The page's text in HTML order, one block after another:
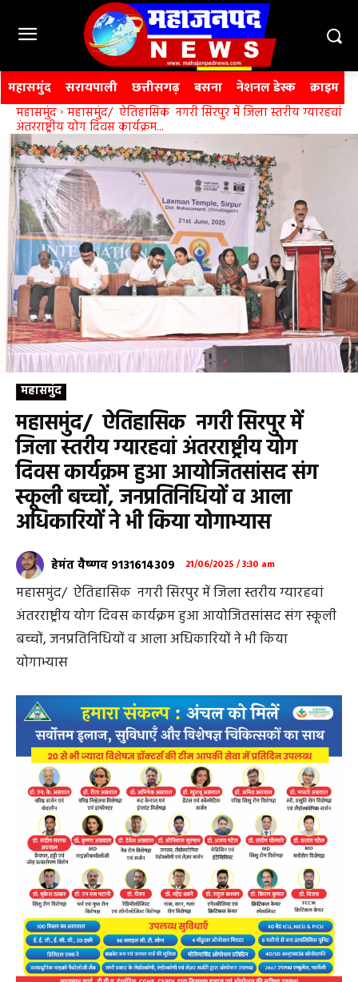
महासमुंद सरायपाली छत्तीसगढ़ बसना नेशनल डेस्क क्राइम
महासमुंद महासमुंद/ ऐतिहासिक नगरी सिरपुर में जिला स्तरीय ग्यारहवां
अंतरराष्ट्रीय योग दिवस कार्यक्रम...
महासमुंद
महासमुंद/ ऐतिहासिक नगरी सिरपुर में
जिला स्तरीय ग्यारहवां अंतरराष्ट्रीय योग
दिवस कार्यक्रम हुआ आयोजितसांसद संग
स्कूली बच्चों, जनप्रतिनिधियों व आला
अधिकारियों ने भी किया योगाभ्यास
हेमंत वैष्णव 9131614309 21/06/2025 / 3:30 am
महासमुंद/ ऐतिहासिक नगरी सिरपुर में जिला स्तरीय ग्यारहवां
अंतरराष्ट्रीय योग दिवस कार्यक्रम हुआ आयोजितसांसद संग स्कूली
बच्चों, जनप्रतिनिधियों व आला अधिकारियों ने भी किया
योगाभ्यास